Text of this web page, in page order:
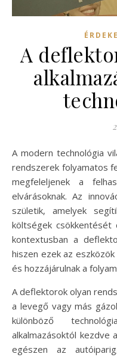
A
A modern technológia világában a különböző eszközök és
rendszerek folyamatos
megfeleljenek a
elvárásoknak. Az
születik, amelyek
költségek
kontextusban a
hiszen ezek az
és hozzájárulnak a
A deflektorok olyan
a levegő vagy más
különböző
alkalmazásoktól kezdve
egészen az